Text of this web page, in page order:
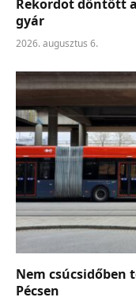
Rekordot döntött
gyár
2026. augusztus 6.
Nem
Pécsen